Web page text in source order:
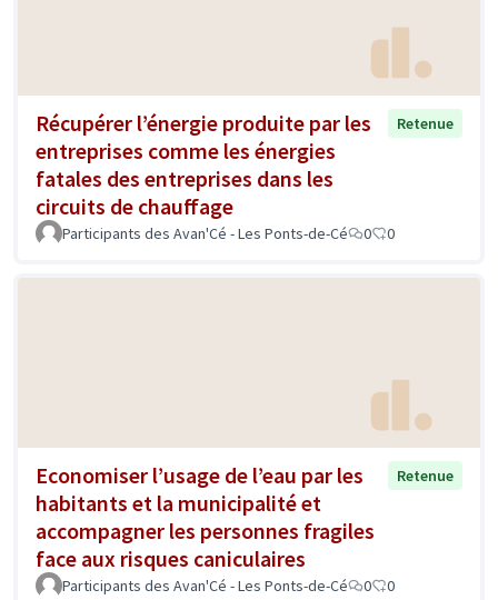
Récupérer l’énergie produite par les
entreprises comme les énergies
fatales des entreprises dans les
circuits de chauffage
Retenue
Participants des Avan'Cé - Les Ponts-de-Cé 0 0
Economiser l’usage de l’eau par les
habitants et la municipalité et
accompagner les personnes fragiles
face aux risques caniculaires
Retenue
Participants des Avan'Cé - Les Ponts-de-Cé 0 0